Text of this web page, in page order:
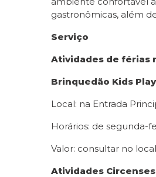
gastronômicas, além
Serviço
Atividades de férias
Brinquedão Kids Play
Local: na Entrada
Horários: de segunda-
Valor: consultar no local
Atividades Circenses